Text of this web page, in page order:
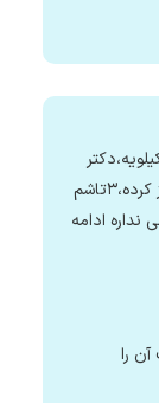
هفته ی ۱۲ بارداری هستم وزنم هم ۶۱کیلویه،دکتر
قرص فارمنتین ۱۰۰۰برا عفونت گلو و بینی تجویز کرده،۳تاشم
نداره ادامه
را